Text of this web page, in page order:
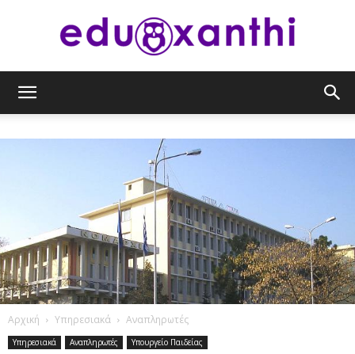
Αρχική Υπηρεσιακά Αναπληρωτές
Υπηρεσιακά Αναπληρωτές Υπουργείο Παιδείας